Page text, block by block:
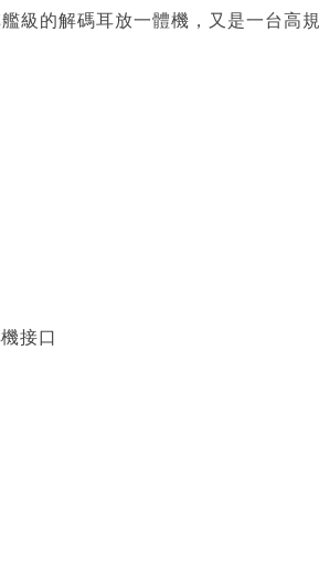
級的解碼耳放一體機，又是一台高規
接口